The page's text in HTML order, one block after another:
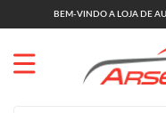
BEM-VINDO A LOJA DE